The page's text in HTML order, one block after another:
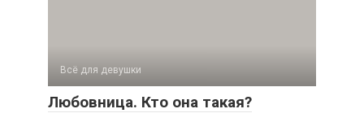
Всё для девушки
Любовница. Кто она такая?